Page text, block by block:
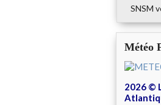
SNSM
Météo
2026 ©